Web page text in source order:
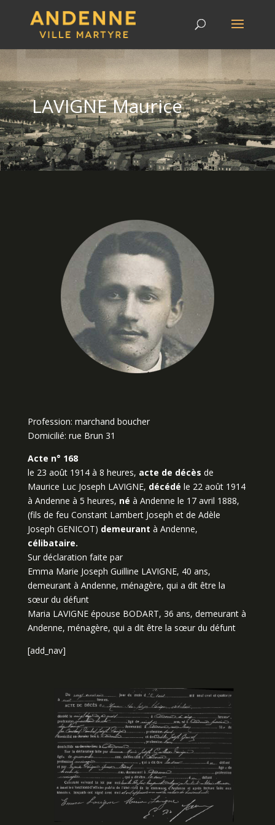
LAVIGNE Maurice
Profession: marchand boucher
Domicilié: rue Brun 31
Acte n° 168
le 23 août 1914 à 8 heures, acte de décès de
Maurice Luc Joseph LAVIGNE, décédé le 22 août 1914
à Andenne à 5 heures, né à Andenne le 17 avril 1888,
(fils de feu Constant Lambert Joseph et de Adèle
Joseph GENICOT) demeurant à Andenne,
célibataire.
Sur déclaration faite par
Emma Marie Joseph Guilline LAVIGNE, 40 ans,
demeurant à Andenne, ménagère, qui a dit être la
sœur du défunt
Maria LAVIGNE épouse BODART, 36 ans, demeurant à
Andenne, ménagère, qui a dit être la sœur du défunt
[add_nav]